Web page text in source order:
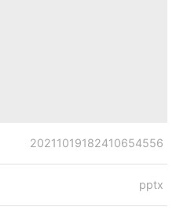
20211019182410654556
pptx